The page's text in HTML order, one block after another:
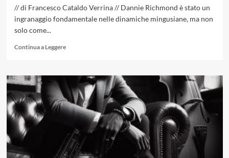
// di Francesco Cataldo Verrina // Dannie Richmond è stato un
ingranaggio fondamentale nelle dinamiche mingusiane, ma non
solo come...
Continua a LeggereLeggi
su
Ristampato
in
vinile
«Dionysius»
batterista
Dannie
Richmond